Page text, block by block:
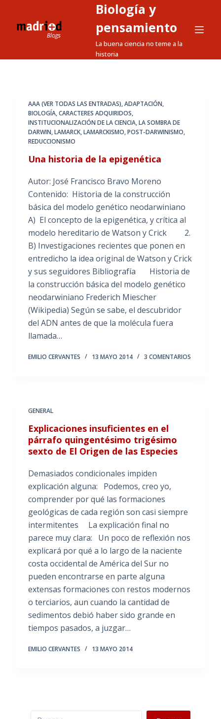
a
Biología y
pensamiento
La buena ciencia no teme a la
historia
AAA (VER TODAS LAS ENTRADAS),ADAPTACIÓN,
BIOLOGÍA,CARACTERES ADQUIRIDOS,
INSTITUCIONALIZACIÓN DE LA CIENCIA,LA SOMBRA DE
DARWIN,LAMARCK,LAMARCKISMO,POST-DARWINISMO,
REDUCCIONISMO
Una historia de la epigenética
Autor: José Francisco Bravo Moreno
Contenido: Historia de la construcción
básica del modelo genético neodarwiniano
A) El concepto de la epigenética, y crítica al
modelo hereditario de Watson y Crick 2.
B) Investigaciones recientes que ponen en
entredicho la idea original de Watson y Crick
y sus seguidores Bibliografía Historia de
la construcción básica del modelo genético
neodarwiniano Frederich Miescher
(Wikipedia) Según se sabe, el descubridor
del ADN antes de que la molécula fuera
llamada…
EMILIO CERVANTES 13 MAYO 2014 3 COMENTARIOS
GENERAL
Explicaciones insuficientes en el
párrafo quingentésimo trigésimo
sexto de El Origen de las Especies
Demasiados condicionales impiden
explicación alguna: Podemos, creo yo,
comprender por qué las formaciones
geológicas de cada región son casi siempre
intermitentes La explicación final no
parece muy clara: Un poco de reflexión nos
explicará por qué a lo largo de la naciente
costa occidental de América del Sur no
pueden encontrarse en parte alguna
extensas formaciones con restos modernos
o terciarios, aun cuando la cantidad de
sedimentos debió haber sido grande en
tiempos pasados, a juzgar…
EMILIO CERVANTES 13 MAYO 2014
Buscar